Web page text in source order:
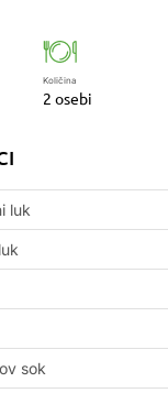
Količina
2 osebi
luk
sok